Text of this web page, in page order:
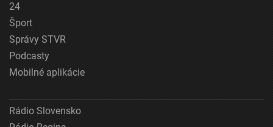
24
Šport
Správy STVR
Podcasty
Mobilné aplikácie
Rádio Slovensko